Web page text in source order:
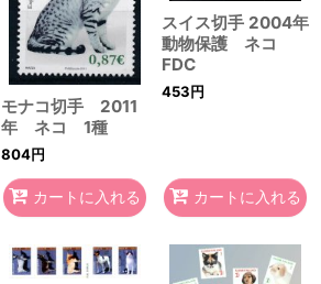
モナコ切手 2011
年 ネコ 1種
804円
カートに入れる
スイス切手 2004年
動物保護 ネコ
FDC
453円
カートに入れる